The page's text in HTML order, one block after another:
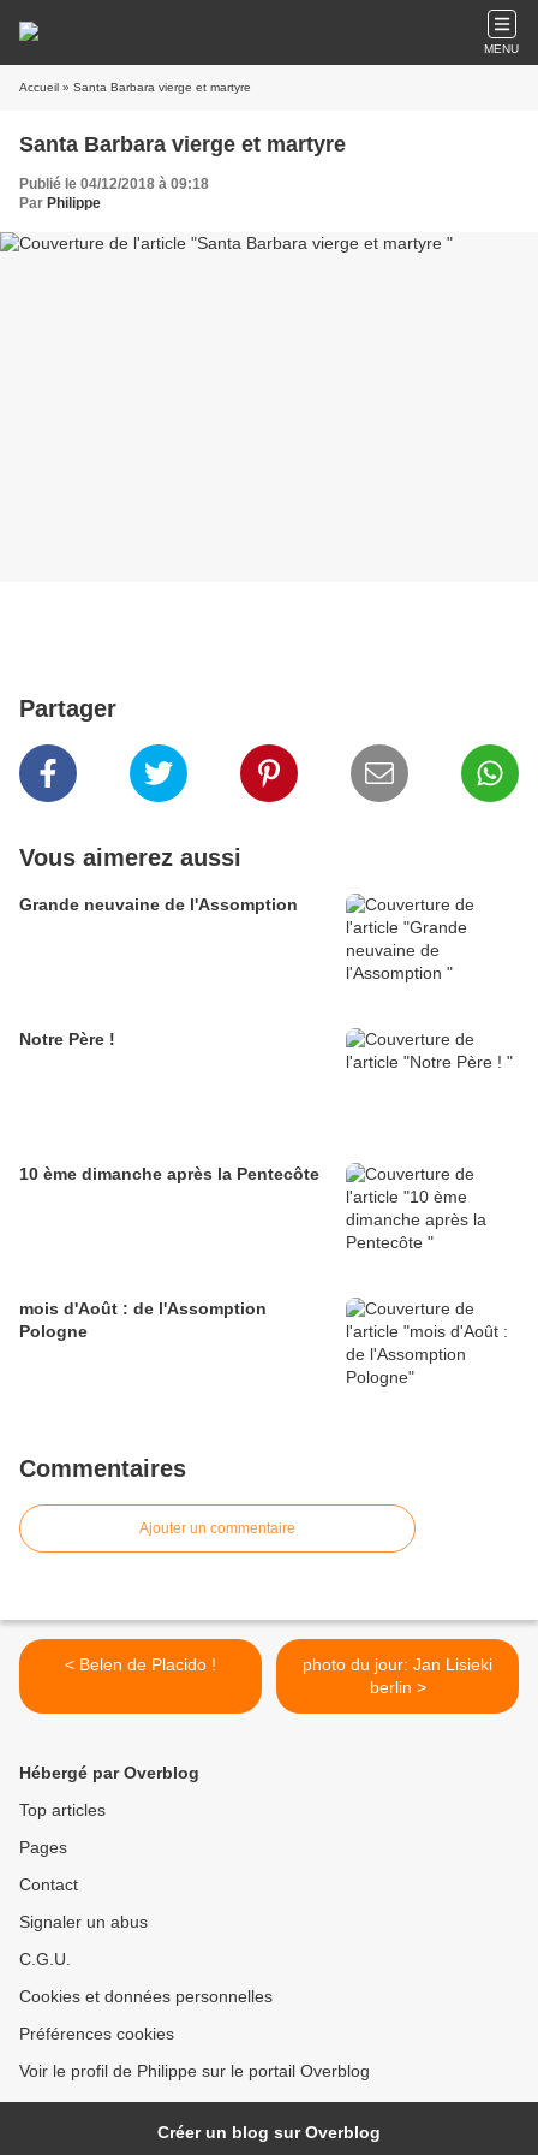
MENU
Accueil » Santa Barbara vierge et martyre
Santa Barbara vierge et martyre
Publié le 04/12/2018 à 09:18
Par Philippe
Partager
Vous aimerez aussi
Grande neuvaine de l'Assomption
Notre Père !
10 ème dimanche après la Pentecôte
mois d'Août : de l'Assomption
Pologne
Commentaires
Ajouter un commentaire
< Belen de Placido !
photo du jour: Jan Lisieki
berlin >
Hébergé par Overblog
Top articles
Pages
Contact
Signaler un abus
C.G.U.
Cookies et données personnelles
Préférences cookies
Voir le profil de Philippe sur le portail Overblog
Créer un blog sur Overblog